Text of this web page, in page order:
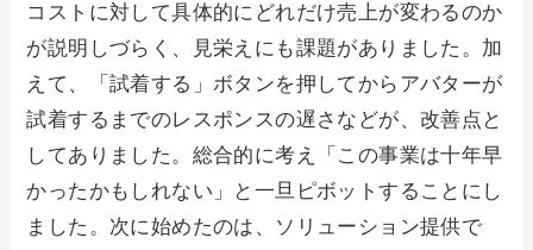
コストに対して具体的にどれだけ売上が変わるのか
が説明しづらく、見栄えにも課題がありました。加
えて、「試着する」ボタンを押してからアバターが
試着するまでのレスポンスの遅さなどが、改善点と
してありました。総合的に考え「この事業は十年早
かったかもしれない」と一旦ピボットすることにし
ました。次に始めたのは、ソリューション提供で